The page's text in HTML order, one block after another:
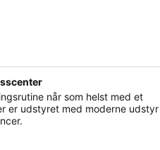
når som helst med et
er udstyret med moderne